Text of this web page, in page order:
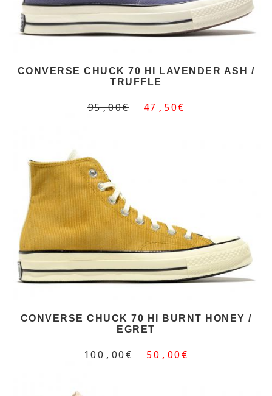
CONVERSE CHUCK 70 HI LAVENDER ASH /
TRUFFLE
95,00€ 47,50€
CONVERSE CHUCK 70 HI BURNT HONEY /
EGRET
100,00€ 50,00€